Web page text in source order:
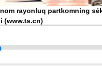
rayonluq partkomning
(www.ts.cn)